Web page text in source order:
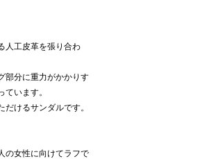
人工皮革を張り合わ
部分に重力がかかりす
います。
けるサンダルです。
の女性に向けてラフで